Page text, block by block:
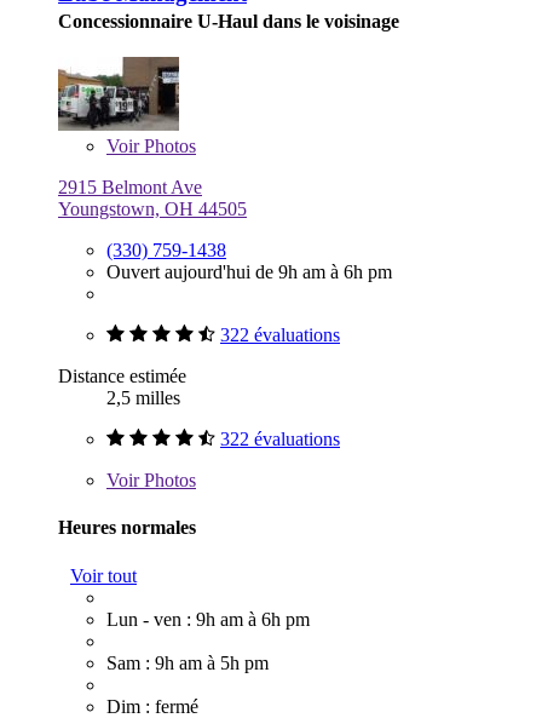
Concessionnaire U-Haul dans le voisinage
VoirPhotos
2915 Belmont Ave
Youngstown, OH 44505
(330) 759-1438
Ouvert aujourd'hui de 9h am à 6h pm
322 évaluations
Distance estimée
2,5 milles
322 évaluations
VoirPhotos
Heures normales
Voir tout
Lun - ven : 9h am à 6h pm
Sam : 9h am à 5h pm
Dim : fermé